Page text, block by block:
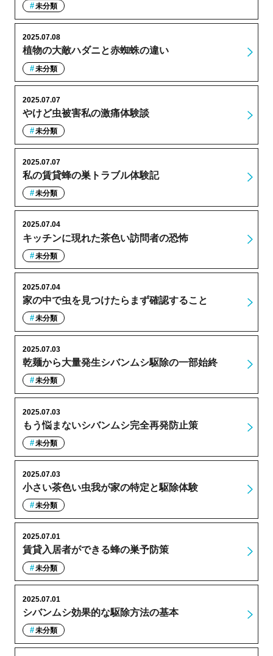
未分類
植物の大敵ハダニと赤蜘蛛の違い
2025.07.08
未分類
やけど虫被害私の激痛体験談
2025.07.07
未分類
私の賃貸蜂の巣トラブル体験記
2025.07.07
未分類
キッチンに現れた茶色い訪問者の恐怖
2025.07.04
未分類
家の中で虫を見つけたらまず確認すること
2025.07.04
未分類
乾麺から大量発生シバンムシ駆除の一部始終
2025.07.03
未分類
もう悩まないシバンムシ完全再発防止策
2025.07.03
未分類
小さい茶色い虫我が家の特定と駆除体験
2025.07.03
未分類
賃貸入居者ができる蜂の巣予防策
2025.07.01
未分類
シバンムシ効果的な駆除方法の基本
2025.07.01
未分類